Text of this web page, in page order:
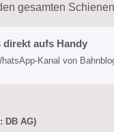
gesamten
aufs Handy
Kanal von
DB AG)